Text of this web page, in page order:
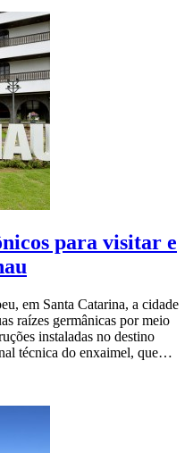
para visitar e
em Santa Catarina, a cidade
raízes germânicas por meio
instaladas no destino
técnica do enxaimel, que…